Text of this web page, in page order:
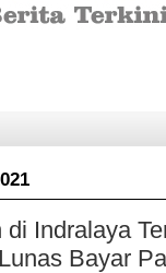
Indralaya
Bayar